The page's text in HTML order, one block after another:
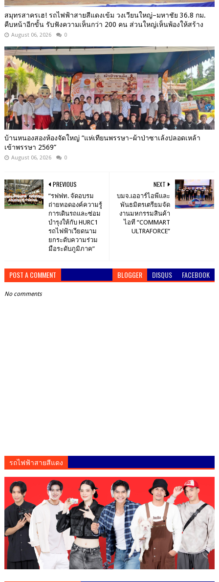
สมุทรสาครเฮ! รถไฟฟ้าสายสีแดงเข้ม วงเวียนใหญ่–มหาชัย 36.8 กม.
คืบหน้าอีกขั้น รับฟังความเห็นกว่า 200 คน ส่วนใหญ่เห็นพ้องให้สร้าง
August 06, 2026 0
บ้านหนองสองห้องจัดใหญ่ “แห่เทียนพรรษา–ผ้าป่าซาเล้งปลอดเหล้า
เข้าพรรษา 2569”
August 06, 2026 0
NEXT
บมจ.เออาร์ไอพีและ
พันธมิตรเตรียมจัด
งานมหกรรมสินค้า
ไอที “COMMART
ULTRAFORCE”
PREVIOUS
”รฟฟท. จัดอบรม
ถ่ายทอดองค์ความรู้
การเดินรถและซ่อม
บำรุงให้กับ HURC1
รถไฟฟ้าเวียดนาม
ยกระดับความร่วม
มือระดับภูมิภาค”
POST A COMMENT BLOGGER DISQUS FACEBOOK
No comments
รถไฟฟ้าสายสีแดง